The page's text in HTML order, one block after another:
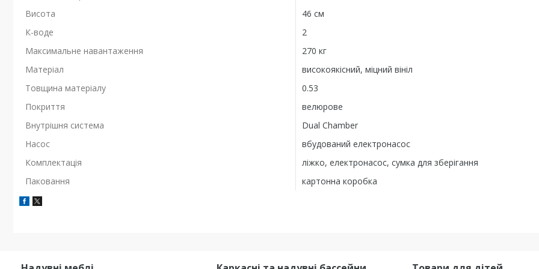
Висота
46 см
К-воде
2
Максимальне навантаження
270 кг
Матеріал
високоякісний, міцний вініл
Товщина матеріалу
0.53
Покриття
велюрове
Внутрішня система
Dual Chamber
Насос
вбудований електронасос
Комплектація
ліжко, електронасос, сумка для зберігання
Паковання
картонна коробка